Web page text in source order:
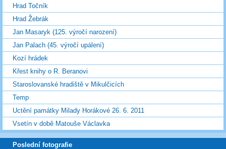
Hrad Točník
Hrad Žebrák
Jan Masaryk (125. výročí narození)
Jan Palach (45. výročí upálení)
Kozí hrádek
Křest knihy o R. Beranovi
Staroslovanské hradiště v Mikulčicích
Temp
Uctění památky Milady Horákové 26. 6. 2011
Vsetín v době Matouše Václavka
Poslední fotografie